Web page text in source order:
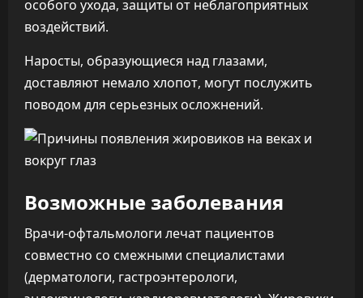
особого ухода, защиты от неблагоприятных
воздействий.
Наросты, образующиеся над глазами,
доставляют немало хлопот, могут послужить
поводом для серьезных осложнений.
Возможные заболевания
Врачи-офтальмологи лечат пациентов
совместно со смежными специалистами
(дерматологи, гастроэнтерологи,